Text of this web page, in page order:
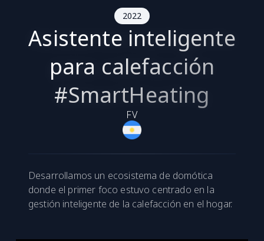
2022
Asistente inteligente
para calefacción
#SmartHeating
FV
Desarrollamos un ecosistema de domótica
donde el primer foco estuvo centrado en la
gestión inteligente de la calefacción en el hogar.